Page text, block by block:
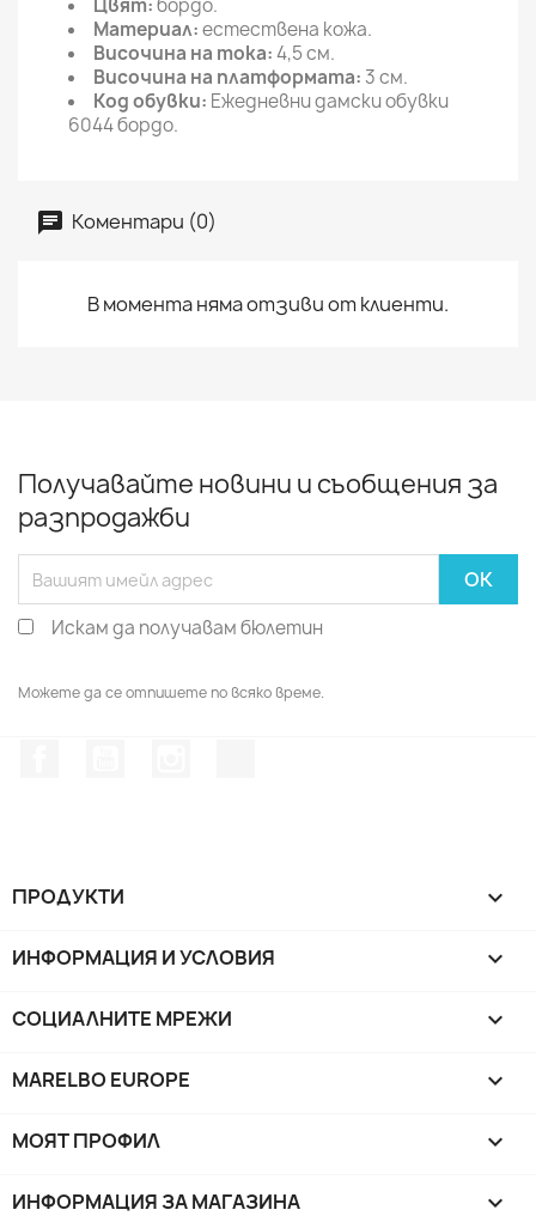
Цвят:бордо.
Материал:естествена кожа.
Височина на тока:4,5 см.
Височина на платформата:3 см.
Код обувки: Ежедневни дамски обувки
6044 бордо.
Коментари (0)
В момента няма отзиви от клиенти.
Получавайте новини и съобщения за
разпродажби
Искам да получавам бюлетин
Можете да се отпишете по всяко време.
ПРОДУКТИ 
ИНФОРМАЦИЯ И УСЛОВИЯ 
СОЦИАЛНИТЕ МРЕЖИ 
MARELBO EUROPE 
МОЯТ ПРОФИЛ 
ИНФОРМАЦИЯ ЗА МАГАЗИНА keyboard_arrow_down